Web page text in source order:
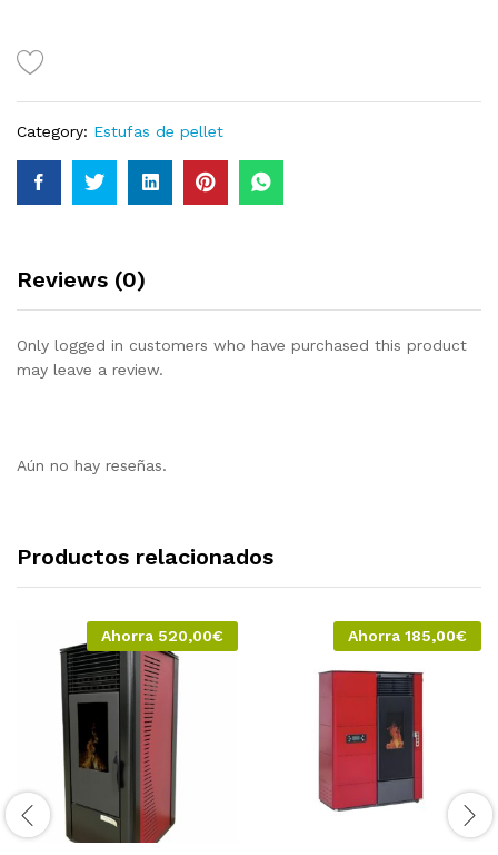
Category: Estufas de pellet
Reviews (0)
Only logged in customers who have purchased this product
may leave a review.
Aún no hay reseñas.
Productos relacionados
Ahorra 520,00€ Ahorra 185,00€